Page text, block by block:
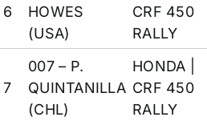
6
HOWES
(USA)
CRF 450
RALLY
7
007 – P.
QUINTANILLA
(CHL)
HONDA
CRF 450
RALLY